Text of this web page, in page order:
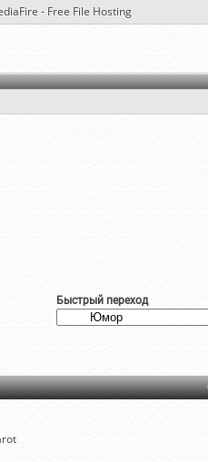
- Free File Hosting
Быстрый переход